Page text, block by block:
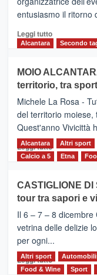
l’edizione
2026
entusiasmo il ritorno
Leggi tuttoLeggi
Torna
la
dell’Etna
Alcantara Secondo
MOIO
territorio, tra
Michele La Rosa -
del territorio moiese,
Quest'anno Vivicittà
Leggi tutto Leggi
MOIO
ALCANTARA
–
Vivicittà,
alla
scoperta
del
territorio,
Alcantara Altri sport
Calcio a 5
Etna
CASTIGLIONE DI
tour tra sapori e
Il 6 – 7 – 8
vetrina delle delizie
per ogni...
Leggi tuttoLeggi
di
Altri sport
Food & Wine
Sport